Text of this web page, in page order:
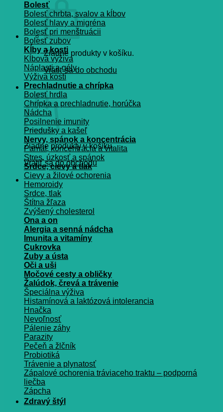
Žiadne produkty v košíku.
Vrátiť sa do obchodu
Košík
Žiadne produkty v košíku.
Vrátiť sa do obchodu
Bolesť
Bolesť chrbta, svalov a kĺbov
Bolesť hlavy a migréna
Bolesť pri menštruácii
Bolesť zubov
Kĺby a kosti
Kĺbová výživa
Náplasti a gély
Výživa kostí
Prechladnutie a chrípka
Bolesť hrdla
Chrípka a prechladnutie, horúčka
Nádcha
Posilnenie imunity
Priedušky a kašeľ
Nervy, spánok a koncentrácia
Pamät, koncentrácia a vitalita
Stres, úzkosť a spánok
Srdce, cievy a tlak
Cievy a žilové ochorenia
Hemoroidy
Srdce, tlak
Štítna žľaza
Zvýšený cholesterol
Ona a on
Alergia a senná nádcha
Imunita a vitamíny
Cukrovka
Zuby a ústa
Oči a uši
Močové cesty a obličky
Žalúdok, črevá a trávenie
Špeciálna výživa
Histamínová a laktózová intolerancia
Hnačka
Nevoľnosť
Pálenie záhy
Parazity
Pečeň a žlčník
Probiotiká
Trávenie a plynatosť
Zápalové ochorenia tráviaceho traktu – podporná
liečba
Zápcha
Zdravý štýl